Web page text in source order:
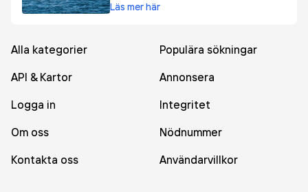
Läs mer här
Alla kategorier
Populära sökningar
API & Kartor
Annonsera
Logga in
Integritet
Om oss
Nödnummer
Kontakta oss
Användarvillkor